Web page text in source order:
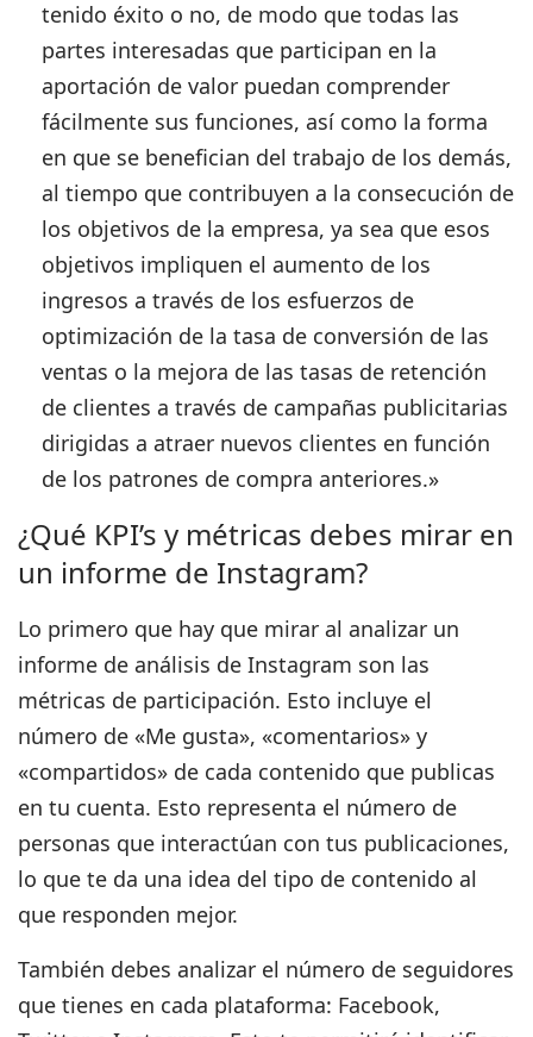
tenido éxito o no, de modo que todas las
partes interesadas que participan en la
aportación de valor puedan comprender
fácilmente sus funciones, así como la forma
en que se benefician del trabajo de los demás,
al tiempo que contribuyen a la consecución de
los objetivos de la empresa, ya sea que esos
objetivos impliquen el aumento de los
ingresos a través de los esfuerzos de
optimización de la tasa de conversión de las
ventas o la mejora de las tasas de retención
de clientes a través de campañas publicitarias
dirigidas a atraer nuevos clientes en función
de los patrones de compra anteriores.»
¿Qué KPI’s y métricas debes mirar en
un informe de Instagram?
Lo primero que hay que mirar al analizar un
informe de análisis de Instagram son las
métricas de participación. Esto incluye el
número de «Me gusta», «comentarios» y
«compartidos» de cada contenido que publicas
en tu cuenta. Esto representa el número de
personas que interactúan con tus publicaciones,
lo que te da una idea del tipo de contenido al
que responden mejor.
También debes analizar el número de seguidores
que tienes en cada plataforma: Facebook,